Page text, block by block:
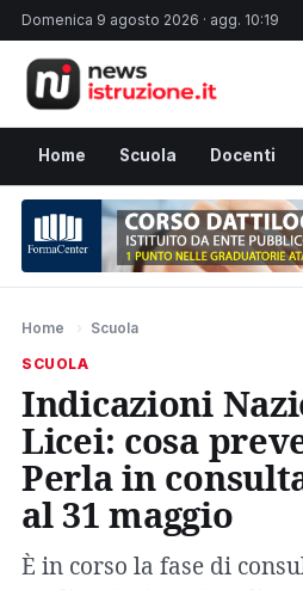
Domenica 9 agosto 2026 · agg. 10:19
Home Scuola Docenti
Home › Scuola
SCUOLA
Indicazioni
Licei: cosa
Perla in
al 31 maggio
È in corso la fase di